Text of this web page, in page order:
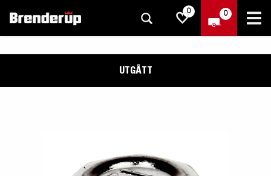
0 0
UTGÅTT